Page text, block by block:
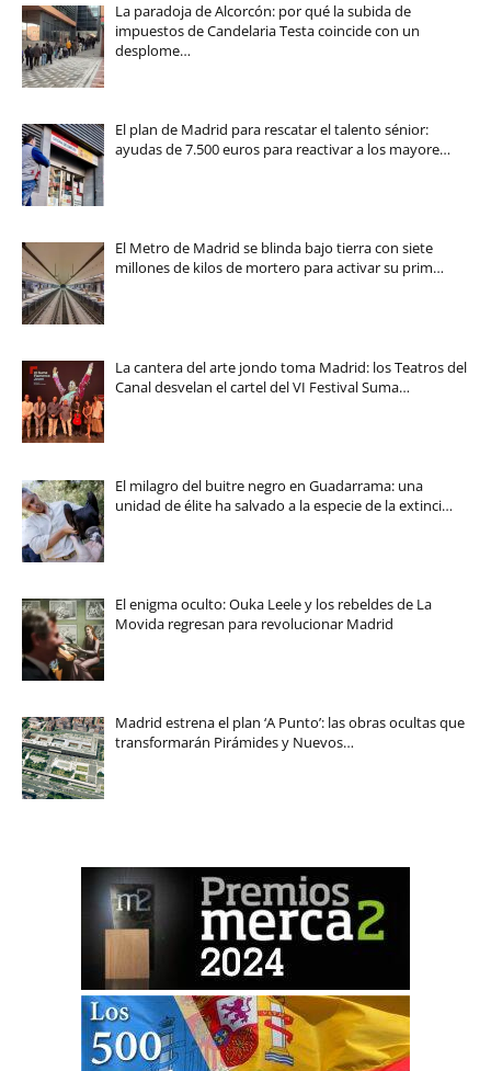
La paradoja de Alcorcón: por qué la subida de
impuestos de Candelaria Testa coincide con un
desplome…
El plan de Madrid para rescatar el talento sénior:
ayudas de 7.500 euros para reactivar a los mayore…
El Metro de Madrid se blinda bajo tierra con siete
millones de kilos de mortero para activar su prim…
La cantera del arte jondo toma Madrid: los Teatros del
Canal desvelan el cartel del VI Festival Suma…
El milagro del buitre negro en Guadarrama: una
unidad de élite ha salvado a la especie de la extinci…
El enigma oculto: Ouka Leele y los rebeldes de La
Movida regresan para revolucionar Madrid
Madrid estrena el plan ‘A Punto’: las obras ocultas que
transformarán Pirámides y Nuevos…